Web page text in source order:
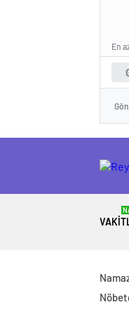
En